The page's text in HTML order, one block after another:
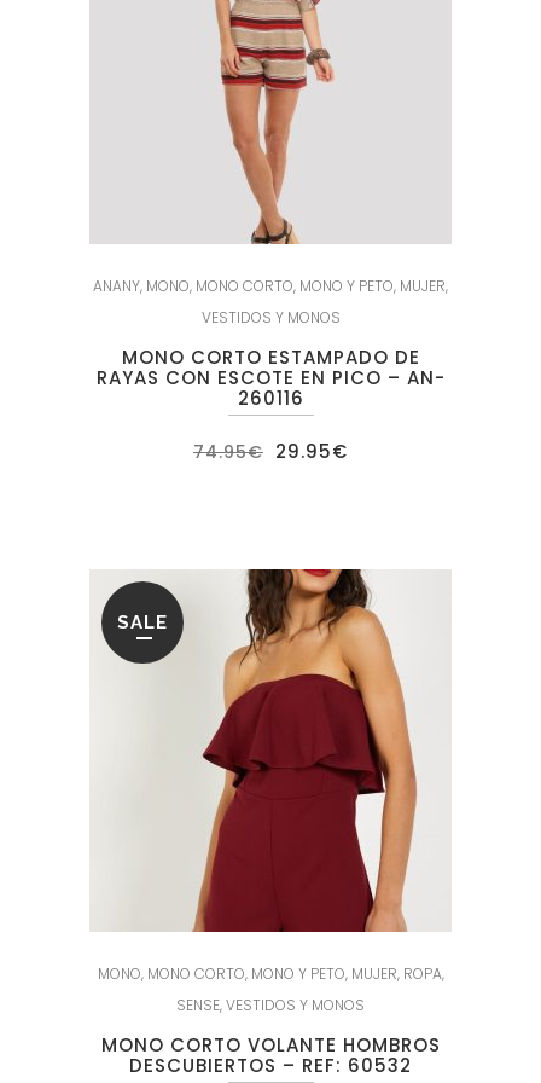
ANANY, MONO, MONO CORTO, MONO Y PETO, MUJER,
VESTIDOS Y MONOS
MONO CORTO ESTAMPADO DE
RAYAS CON ESCOTE EN PICO – AN-
260116
74.95€ El
precio
29.95€
SALE
MONO, MONO CORTO, MONO Y PETO, MUJER, ROPA,
SENSE,VESTIDOS Y MONOS
MONO CORTO VOLANTE HOMBROS
DESCUBIERTOS – REF: 60532